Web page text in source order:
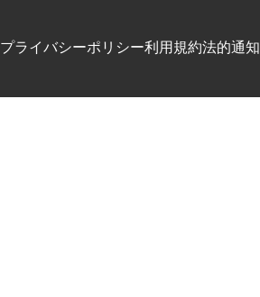
プライバシーポリシー利用規約法的通知